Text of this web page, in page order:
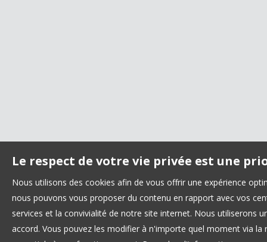
Le respect de votre vie privée est une
Nous utilisons des cookies afin de vous offrir une expérience
nous pouvons vous proposer du contenu en rapport avec vos
services et la convivialité de notre site internet. Nous utiliserons
accord. Vous pouvez les modifier à n'importe quel moment via